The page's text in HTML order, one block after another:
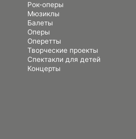
Рок-оперы
Мюзиклы
Балеты
Оперы
Оперетты
Творческие проекты
Спектакли для детей
Концерты